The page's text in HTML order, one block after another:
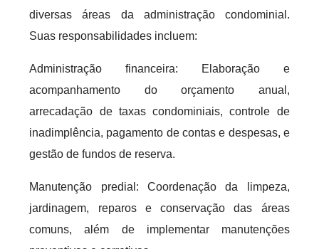
diversas áreas da administração condominial.
Suas responsabilidades incluem:
Administração financeira: Elaboração e
acompanhamento do orçamento anual,
arrecadação de taxas condominiais, controle de
inadimplência, pagamento de contas e despesas, e
gestão de fundos de reserva.
Manutenção predial: Coordenação da limpeza,
jardinagem, reparos e conservação das áreas
comuns, além de implementar manutenções